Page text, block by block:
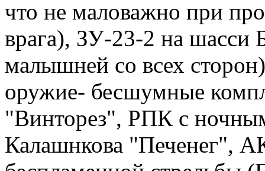
что не маловажно при
врага), ЗУ-23-2 на шасси
малышней со всех
оружие- бесшумные
"Винторез", РПК с
Калашнкова "Печенег",